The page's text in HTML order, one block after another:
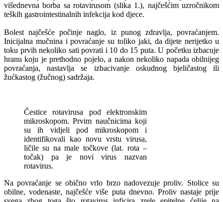
višednevna borba sa rotavirusom (slika 1.), najčešćim uzročnikom
teških gastrointestinalnih infekcija kod djece.
Bolest najčešće počinje naglo, iz punog zdravlja, povraćanjem.
Inicijalna mučnina i povraćanje su toliko jaki, da dijete nerijetko u
toku prvih nekoliko sati povrati i 10 do 15 puta. U početku izbacuje
hranu koju je prethodno pojelo, a nakon nekoliko napada obilnijeg
povraćanja, nastavlja se izbacivanje oskudnog bjeličastog ili
žućkastog (žučnog) sadržaja.
Čestice rotavirusa pod elektronskim
mikroskopom. Prvim naučnicima koji
su ih vidjeli pod mikroskopom i
identifikovali kao novu vrstu virusa,
ličile su na male točkove (lat. rota –
točak) pa je novi virus nazvan
rotavirus.
Na povraćanje se obično vrlo brzo nadovezuje proliv. Stolice su
obilne, vodenaste, najčešće više puta dnevno. Proliv nastaje prije